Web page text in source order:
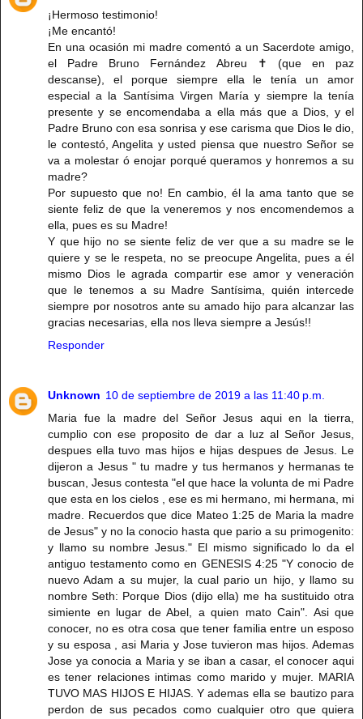
¡Hermoso testimonio!
¡Me encantó!
En una ocasión mi madre comentó a un Sacerdote amigo,
el Padre Bruno Fernández Abreu ✝️ (que en paz
descanse), el porque siempre ella le tenía un amor
especial a la Santísima Virgen María y siempre la tenía
presente y se encomendaba a ella más que a Dios, y el
Padre Bruno con esa sonrisa y ese carisma que Dios le dio,
le contestó, Angelita y usted piensa que nuestro Señor se
va a molestar ó enojar porqué queramos y honremos a su
madre?
Por supuesto que no! En cambio, él la ama tanto que se
siente feliz de que la veneremos y nos encomendemos a
ella, pues es su Madre!
Y que hijo no se siente feliz de ver que a su madre se le
quiere y se le respeta, no se preocupe Angelita, pues a él
mismo Dios le agrada compartir ese amor y veneración
que le tenemos a su Madre Santísima, quién intercede
siempre por nosotros ante su amado hijo para alcanzar las
gracias necesarias, ella nos lleva siempre a Jesús!!
Responder
Unknown 10 de septiembre de 2019 a las 11:40 p.m.
Maria fue la madre del Señor Jesus aqui en la tierra,
cumplio con ese proposito de dar a luz al Señor Jesus,
despues ella tuvo mas hijos e hijas despues de Jesus. Le
dijeron a Jesus " tu madre y tus hermanos y hermanas te
buscan, Jesus contesta "el que hace la volunta de mi Padre
que esta en los cielos , ese es mi hermano, mi hermana, mi
madre. Recuerdos que dice Mateo 1:25 de Maria la madre
de Jesus" y no la conocio hasta que pario a su primogenito:
y llamo su nombre Jesus." El mismo significado lo da el
antiguo testamento como en GENESIS 4:25 "Y conocio de
nuevo Adam a su mujer, la cual pario un hijo, y llamo su
nombre Seth: Porque Dios (dijo ella) me ha sustituido otra
simiente en lugar de Abel, a quien mato Cain". Asi que
conocer, no es otra cosa que tener familia entre un esposo
y su esposa , asi Maria y Jose tuvieron mas hijos. Ademas
Jose ya conocia a Maria y se iban a casar, el conocer aqui
es tener relaciones intimas como marido y mujer. MARIA
TUVO MAS HIJOS E HIJAS. Y ademas ella se bautizo para
perdon de sus pecados como cualquier otro que quiera